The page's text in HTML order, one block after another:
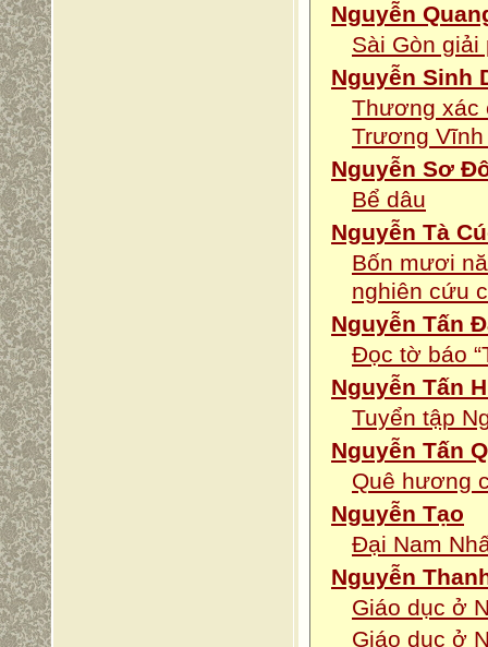
Nguyễn
Sài Gòn giải
Nguyễn Sinh
Thương xác
Trương Vĩnh
Nguyễn Sơ
Bể dâu
Nguyễn Tà
Bốn mươi
nghiên cứu
Nguyễn Tấn
Đọc tờ báo
Nguyễn Tấn
Tuyển tập
Nguyễn Tấn
Quê hương
Nguyễn Tạo
Đại Nam
Nguyễn
Giáo dục ở
Giáo dục ở